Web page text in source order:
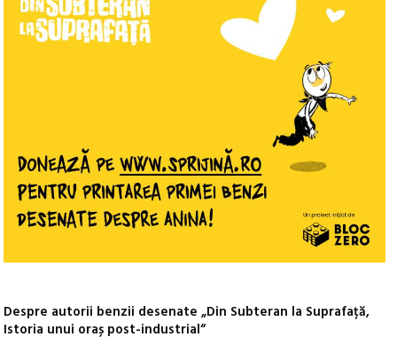
Despre autorii benzii desenate „Din Subteran la Suprafață,
Istoria unui oraș post-industrial“